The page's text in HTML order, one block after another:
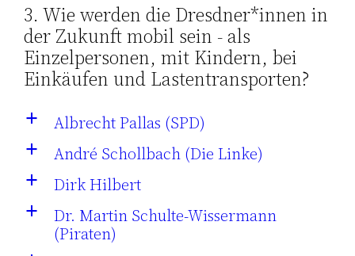
3. Wie werden die Dresdner*innen in
der Zukunft mobil sein - als
Einzelpersonen, mit Kindern, bei
Einkäufen und Lastentransporten?
a Albrecht Pallas (SPD)
a André Schollbach (Die Linke)
a Dirk Hilbert
a
Dr. Martin Schulte-Wissermann
(Piraten)